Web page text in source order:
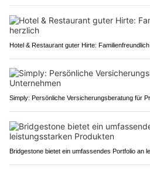
Hotel & Restaurant guter Hirte:
Simply: Persönliche Versicherungsberatung für
Bridgestone bietet ein umfassendes Portfolio an